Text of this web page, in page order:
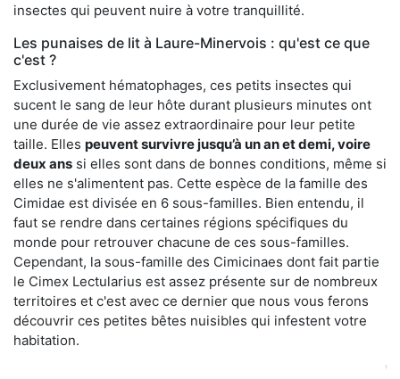
insectes qui peuvent nuire à votre tranquillité.
Les punaises de lit à Laure-Minervois : qu'est ce que
c'est ?
Exclusivement hématophages, ces petits insectes qui
sucent le sang de leur hôte durant plusieurs minutes ont
une durée de vie assez extraordinaire pour leur petite
taille. Elles peuvent survivre jusqu’à un an et demi, voire
deux ans si elles sont dans de bonnes conditions, même si
elles ne s'alimentent pas. Cette espèce de la famille des
Cimidae est divisée en 6 sous-familles. Bien entendu, il
faut se rendre dans certaines régions spécifiques du
monde pour retrouver chacune de ces sous-familles.
Cependant, la sous-famille des Cimicinaes dont fait partie
le Cimex Lectularius est assez présente sur de nombreux
territoires et c'est avec ce dernier que nous vous ferons
découvrir ces petites bêtes nuisibles qui infestent votre
habitation.